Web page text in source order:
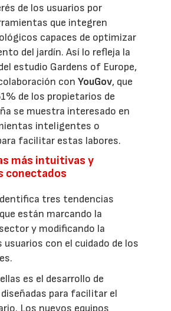
de los usuarios por
que integren
capaces de optimizar
del jardín. Así lo refleja la
estudio Gardens of Europe,
conYouGov, que
de los propietarios de
se muestra interesado en
inteligentes o
facilitar estas labores.
más intuitivas y
conectados
tres tendencias
están marcando la
y modificando la
usuarios con el cuidado de los
es el desarrollo de
para facilitar el
Los nuevos equipos